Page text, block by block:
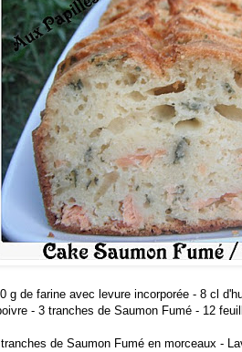
g de farine avec levure incorporée - 8 cl
- 3 tranches de Saumon Fumé - 12
de Saumon Fumé en morceaux -